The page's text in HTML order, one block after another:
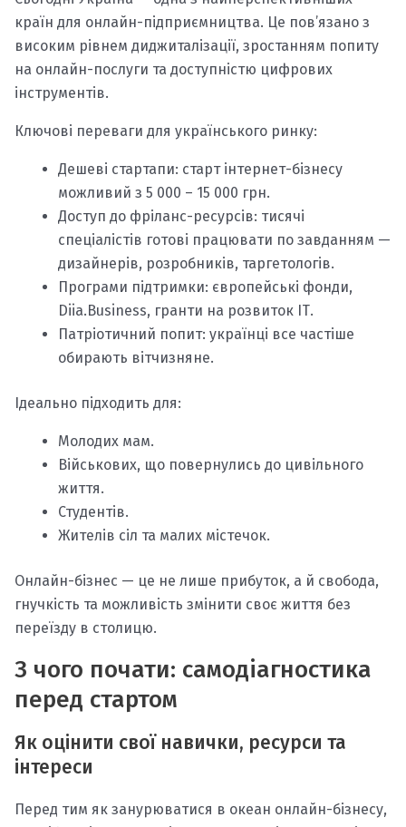
країн для онлайн-підприємництва. Це пов’язано з
високим рівнем диджиталізації, зростанням попиту
на онлайн-послуги та доступністю цифрових
інструментів.
Ключові переваги для українського ринку:
Дешеві стартапи: старт інтернет-бізнесу
можливий з 5 000 – 15 000 грн.
Доступ до фріланс-ресурсів: тисячі
спеціалістів готові працювати по завданням —
дизайнерів, розробників, таргетологів.
Програми підтримки: європейські фонди,
Diia.Business, гранти на розвиток ІТ.
Патріотичний попит: українці все частіше
обирають вітчизняне.
Ідеально підходить для:
Молодих мам.
Військових, що повернулись до цивільного
життя.
Студентів.
Жителів сіл та малих містечок.
Онлайн-бізнес — це не лише прибуток, а й свобода,
гнучкість та можливість змінити своє життя без
переїзду в столицю.
З чого почати: самодіагностика
перед стартом
Як оцінити свої навички, ресурси та
інтереси
Перед тим як занурюватися в океан онлайн-бізнесу,